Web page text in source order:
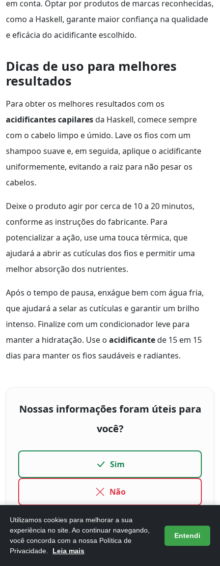
em conta. Optar por produtos de marcas reconhecidas,
como a Haskell, garante maior confiança na qualidade
e eficácia do acidificante escolhido.
Dicas de uso para melhores
resultados
Para obter os melhores resultados com os
acidificantes capilaresda Haskell, comece sempre
com o cabelo limpo e úmido. Lave os fios com um
shampoo suave e, em seguida, aplique o acidificante
uniformemente, evitando a raiz para não pesar os
cabelos.
Deixe o produto agir por cerca de 10 a 20 minutos,
conforme as instruções do fabricante. Para
potencializar a ação, use uma touca térmica, que
ajudará a abrir as cutículas dos fios e permitir uma
melhor absorção dos nutrientes.
Após o tempo de pausa, enxágue bem com água fria,
que ajudará a selar as cutículas e garantir um brilho
intenso. Finalize com um condicionador leve para
manter a hidratação. Use o acidificantede 15 em 15
dias para manter os fios saudáveis e radiantes.
Nossas informações foram úteis para
você?
Sim
Não
Perguntas Frequentes (FAQ)
Utilizamos cookies para melhorar a sua
experiência no site. Ao continuar navegando,
você concorda com a nossa Política de
Privacidade.
Leia mais
Entendi